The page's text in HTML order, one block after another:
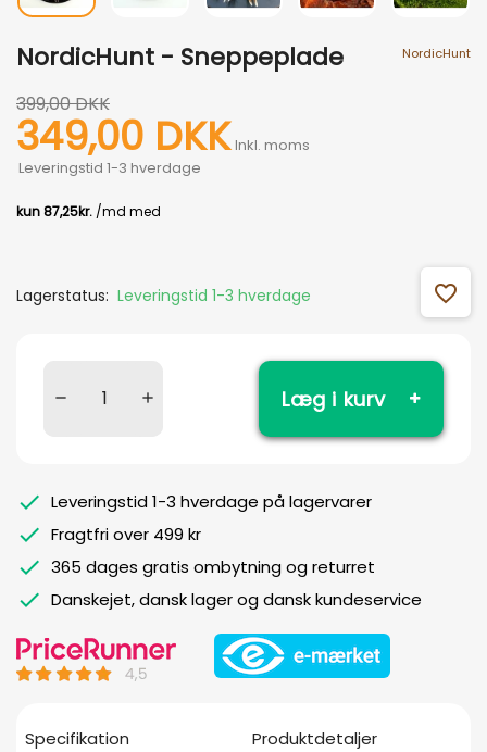
NordicHunt - Sneppeplade
399,00 DKK
349,00 DKK Inkl. moms
Leveringstid 1-3 hverdage
NordicHunt
Lagerstatus: Leveringstid 1-3 hverdage favorite_outline
Læg i kurv
Leveringstid 1-3 hverdage på lagervarer
Fragtfri over 499 kr
365 dages gratis ombytning og returret
Danskejet, dansk lager og dansk kundeservice
Specifikation Produktdetaljer